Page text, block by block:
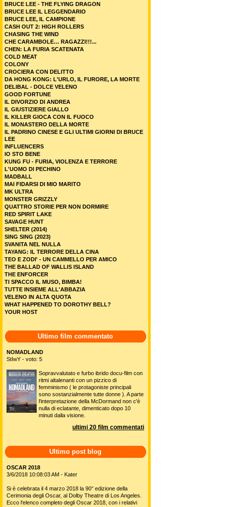
BRUCE LEE - THE FLYING DRAGON
BRUCE LEE IL LEGGENDARIO
BRUCE LEE, IL CAMPIONE
CASH OUT 2: HIGH ROLLERS
CHASING THE WIND
CHE CARAMBOLE… RAGAZZI!!!...
CHEN: LA FURIA SCATENATA
COLD MEAT
COLONY
CROCIERA CON DELITTO
DA HONG KONG: L'URLO, IL FURORE, LA MORTE
DELIBAL - DOLCE VELENO
GOOD FORTUNE
IL DIVORZIO DI ANDREA
IL GIUSTIZIERE GIALLO
IL KILLER GIOCA CON IL FUOCO
IL MONASTERO DELLA MORTE
IL PADRINO CINESE E GLI ULTIMI GIORNI DI BRUCE
LEE
INFLUENCERS
IO STO BENE
KUNG FU - FURIA, VIOLENZA E TERRORE
L'UOMO DI PECHINO
MADBALL
MAI FIDARSI DI MIO MARITO
MK ULTRA
MONSTER GRIZZLY
QUATTRO STORIE PER NON DORMIRE
RED SPIRIT LAKE
SAVAGE HUNT
SHELTER (2014)
SING SING (2023)
SVANITA NEL NULLA
TAYANG: IL TERRORE DELLA CINA
TEO E ZODI' - UN CAMMELLO PER AMICO
THE BALLAD OF WALLIS ISLAND
THE ENFORCER
TI SPACCO IL MUSO, BIMBA!
TUTTE INSIEME ALL'ABBAZIA
VELENO IN ALTA QUOTA
WHAT HAPPENED TO DOROTHY BELL?
YOUR HOST
Ultimo film commentato
NOMADLAND
StIwY - voto: 5
Sopravvalutato e furbo ibrido docu-film con
ritmi altalenanti con un pizzico di
femminismo ( le protagoniste principali
sono sostanzialmente tutte donne ). A parte
l'interpretazione della McDormand non c'è
nulla di eclatante, dimenticato dopo 10
minuti dalla visione.
ultimi 20 film commentati
Ultimo post blog
OSCAR 2018
3/6/2018 10:08:03 AM - Kater
Si è celebrata il 4 marzo 2018 la 90° edizione della
Cerimonia degli Oscar, al Dolby Theatre di Los Angeles.
Ecco l'elenco completo degli Oscar 2018, con i relativi